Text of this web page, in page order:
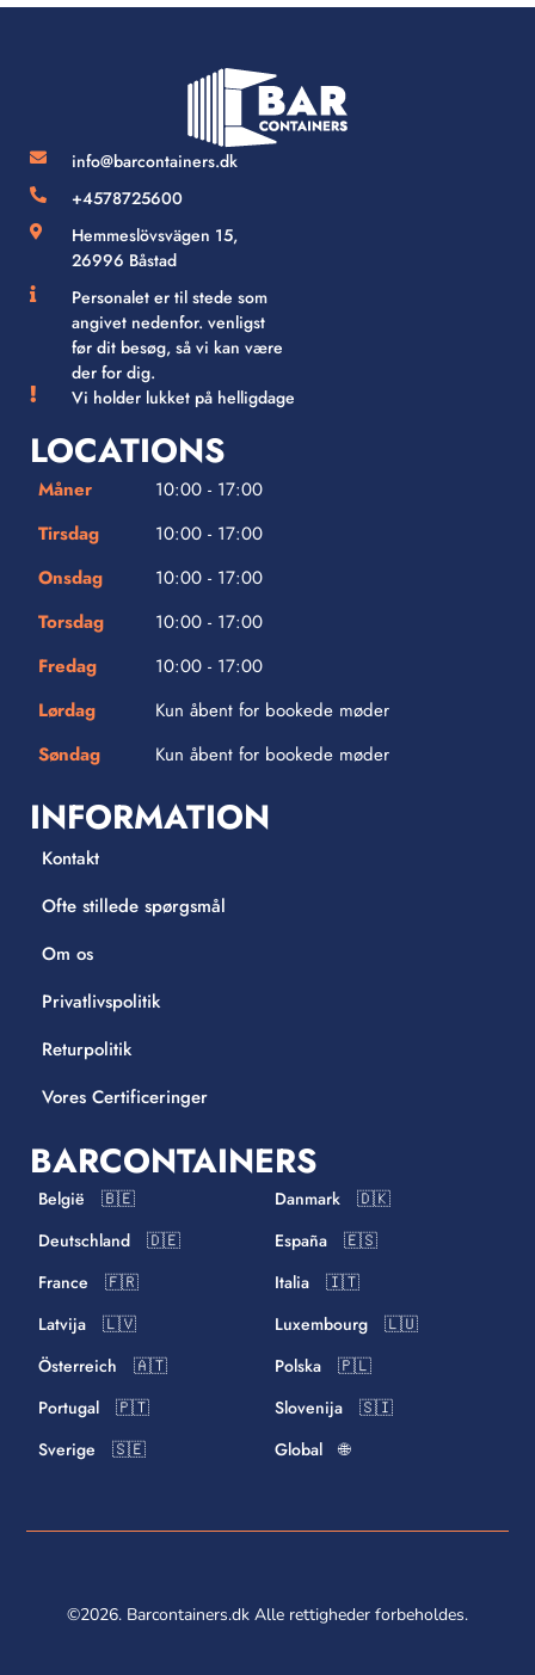
info@barcontainers.dk
+4578725600
Hemmeslövsvägen 15,
26996 Båstad
Personalet er til stede som
angivet nedenfor. venligst
før dit besøg, så vi kan være
der for dig.
Vi holder lukket på helligdage
LOCATIONS
Måner
10:00 - 17:00
Tirsdag
10:00 - 17:00
Onsdag
10:00 - 17:00
Torsdag
10:00 - 17:00
Fredag
10:00 - 17:00
Lørdag
Kun åbent for bookede møder
Søndag
Kun åbent for bookede møder
INFORMATION
Kontakt
Ofte stillede spørgsmål
Om os
Privatlivspolitik
Returpolitik
Vores Certificeringer
BARCONTAINERS
België 🇧🇪
Danmark 🇩🇰
Deutschland 🇩🇪
España 🇪🇸
France 🇫🇷
Italia 🇮🇹
Latvija 🇱🇻
Luxembourg 🇱🇺
Österreich 🇦🇹
Polska 🇵🇱
Portugal 🇵🇹
Slovenija 🇸🇮
Sverige 🇸🇪
Global 🌐
©2026. Barcontainers.dk Alle rettigheder forbeholdes.